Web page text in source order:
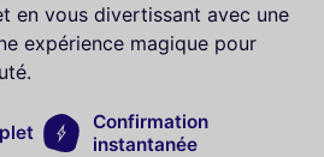
en vous divertissant avec une
expérience magique pour
Confirmation
instantanée